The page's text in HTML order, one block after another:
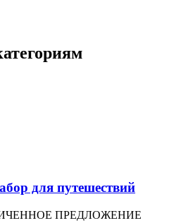
для путешествий
ПРЕДЛОЖЕНИЕ